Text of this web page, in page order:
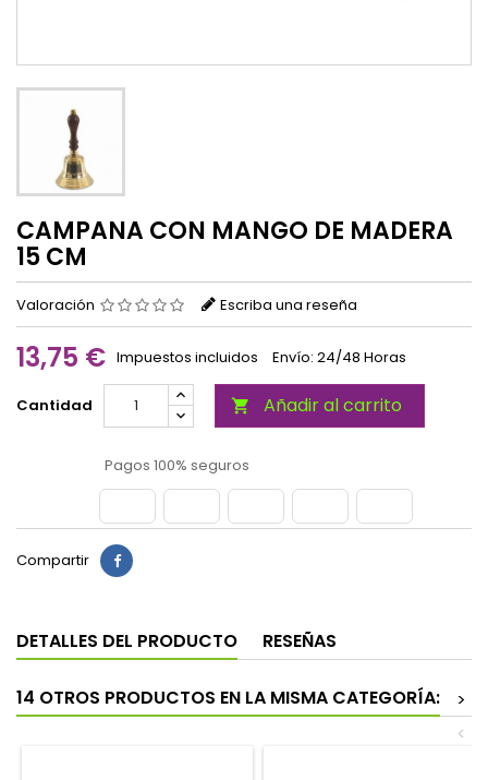
CAMPANA CON MANGO DE MADERA
15 CM
Valoración Escriba una reseña
13,75 € Impuestos incluidos Envío: 24/48 Horas
Cantidad  Añadir al carrito
Pagos 100% seguros
Compartir
DETALLES DEL PRODUCTO RESEÑAS
14 OTROS PRODUCTOS EN LA MISMA CATEGORÍA:
>
<